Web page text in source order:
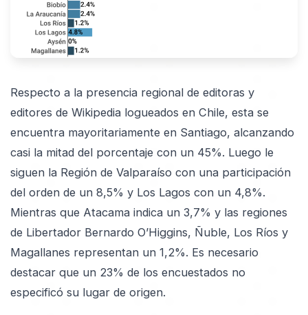
Respecto a la presencia regional de editoras y
editores de Wikipedia logueados en Chile, esta se
encuentra mayoritariamente en Santiago, alcanzando
casi la mitad del porcentaje con un 45%. Luego le
siguen la Región de Valparaíso con una participación
del orden de un 8,5% y Los Lagos con un 4,8%.
Mientras que Atacama indica un 3,7% y las regiones
de Libertador Bernardo O’Higgins, Ñuble, Los Ríos y
Magallanes representan un 1,2%. Es necesario
destacar que un 23% de los encuestados no
especificó su lugar de origen.